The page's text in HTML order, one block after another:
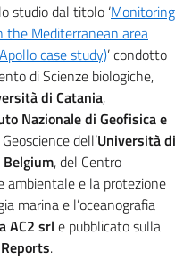
studio dal titolo ‘Monitoring
Mediterranean area
case study)’ condotto
di Scienze biologiche,
di Catania,
Nazionale di Geofisica e
dell’Università di
, del Centro
ambientale e la protezione
marina e l’oceanografia
AC2 srl e pubblicato sulla
.